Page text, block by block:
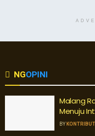
NGOPINI
Malang
Menuju
BY